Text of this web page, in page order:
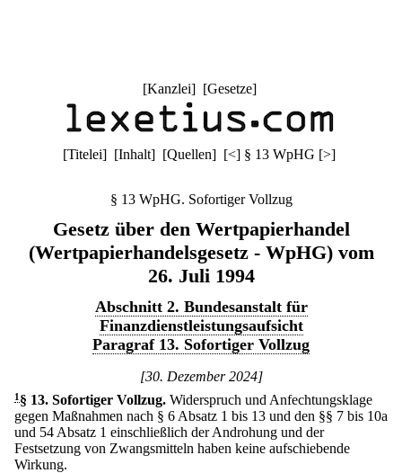
[Kanzlei] [Gesetze]
[Titelei] [Inhalt] [Quellen] [<] § 13 WpHG [>]
§ 13 WpHG. Sofortiger Vollzug
Gesetz über den Wertpapierhandel
(Wertpapierhandelsgesetz - WpHG) vom
26. Juli 1994
Abschnitt 2. Bundesanstalt für
Finanzdienstleistungsaufsicht
Paragraf 13. Sofortiger Vollzug
[30. Dezember 2024]
1 § 13. Sofortiger Vollzug. Widerspruch und Anfechtungsklage
gegen Maßnahmen nach § 6 Absatz 1 bis 13 und den §§ 7 bis 10a
und 54 Absatz 1 einschließlich der Androhung und der
Festsetzung von Zwangsmitteln haben keine aufschiebende
Wirkung.